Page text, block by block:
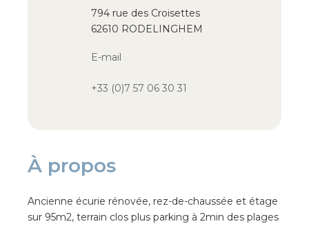
794 rue des Croisettes
62610 RODELINGHEM
E-mail
+33 (0)7 57 06 30 31
À propos
Ancienne écurie rénovée, rez-de-chaussée et étage
sur 95m2, terrain clos plus parking à 2min des plages